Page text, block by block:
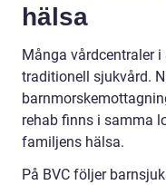
hälsa
Många vårdcentraler i
traditionell sjukvård.
rehab finns i samma
familjens hälsa.
På BVC följer